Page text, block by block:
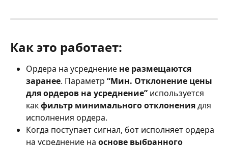
Как это работает:
Ордера на усреднение не размещаются
заранее. Параметр “Мин. Отклонение цены
для ордеров на усреднение” используется
как фильтр минимального отклонения для
исполнения ордера.
Когда поступает сигнал, бот исполняет ордера
на усреднение на основе выбранного